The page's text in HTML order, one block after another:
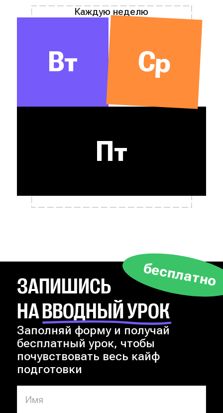
Каждую неделю
Вт Ср
Пт
ЗАПИШИСЬ
НА ВВОДНЫЙ УРОК
бесплатно
Заполняй форму и получай
бесплатный урок, чтобы
почувствовать весь кайф
подготовки